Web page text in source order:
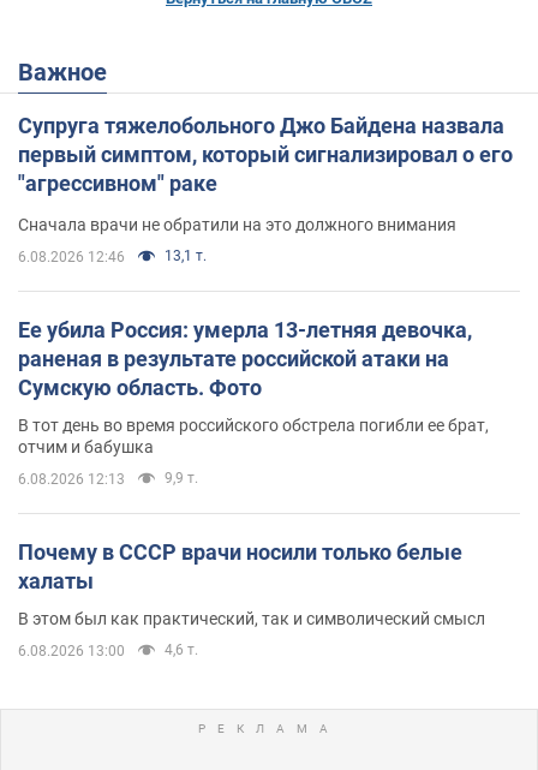
Важное
Супруга тяжелобольного Джо Байдена назвала
первый симптом, который сигнализировал о его
"агрессивном" раке
Сначала врачи не обратили на это должного внимания
6.08.2026 12:46 13,1 т.
Ее убила Россия: умерла 13-летняя девочка,
раненая в результате российской атаки на
Сумскую область. Фото
В тот день во время российского обстрела погибли ее брат,
отчим и бабушка
6.08.2026 12:13 9,9 т.
Почему в СССР врачи носили только белые
халаты
В этом был как практический, так и символический смысл
6.08.2026 13:00 4,6 т.